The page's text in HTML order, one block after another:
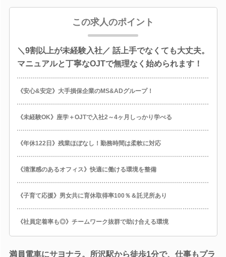
この求人のポイント
＼9割以上が未経験入社／ 話上手でなくても大丈夫。
マニュアルと丁寧なOJTで無理なく始められます！
《安心&安定》大手損保企業のMS&ADグループ！
《未経験OK》座学＋OJTで入社2～4ヶ月しっかり学べる
《年休122日》残業ほぼなし！勤務時間は柔軟に対応
《清潔感のあるオフィス》快適に働ける環境を整備
《子育て応援》男女共に育休取得率100％＆託児所あり
《社員定着率も◎》チームワーク抜群で助け合える環境
満員電車にサヨナラ。所沢駅から徒歩1分で、仕事もプラ